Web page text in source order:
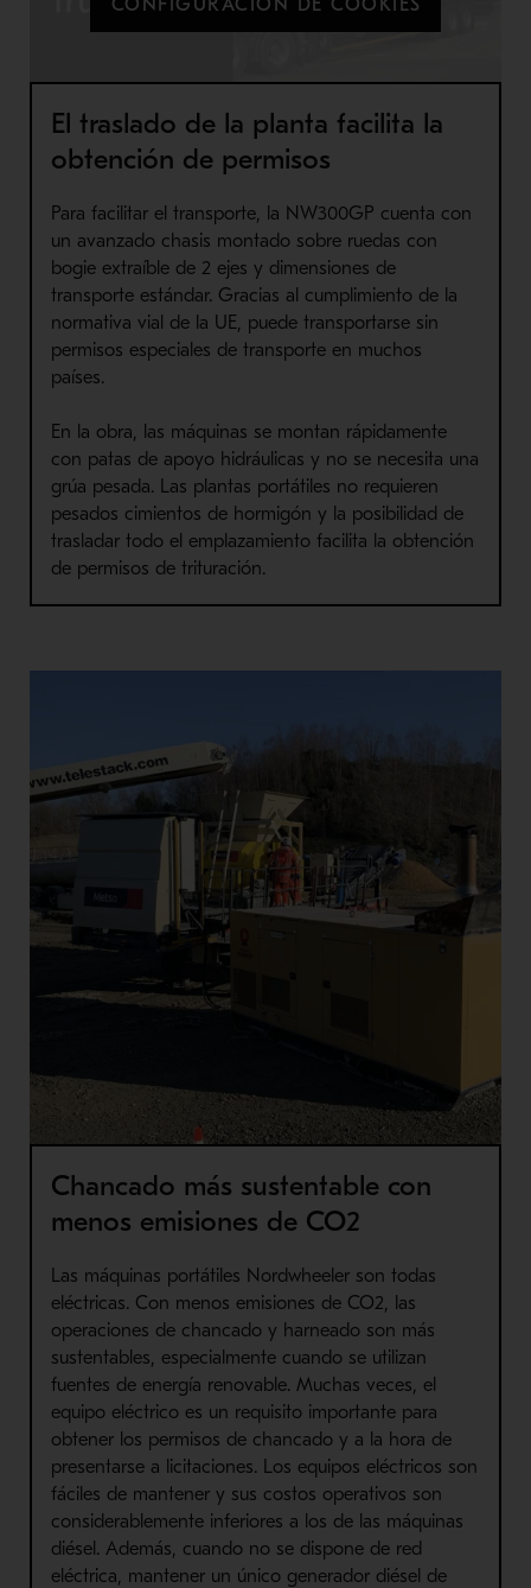
El traslado de la planta facilita la
obtención de permisos
Para facilitar el transporte, la NW300GP cuenta con
un avanzado chasis montado sobre ruedas con
bogie extraíble de 2 ejes y dimensiones de
transporte estándar. Gracias al cumplimiento de la
normativa vial de la UE, puede transportarse sin
permisos especiales de transporte en muchos
países.
En la obra, las máquinas se montan rápidamente
con patas de apoyo hidráulicas y no se necesita una
grúa pesada. Las plantas portátiles no requieren
pesados cimientos de hormigón y la posibilidad de
trasladar todo el emplazamiento facilita la obtención
de permisos de trituración.
CONFIGURACIÓN DE COOKIES
Chancado más sustentable con
menos emisiones de CO2
Las máquinas portátiles Nordwheeler son todas
eléctricas. Con menos emisiones de CO2, las
operaciones de chancado y harneado son más
sustentables, especialmente cuando se utilizan
fuentes de energía renovable. Muchas veces, el
equipo eléctrico es un requisito importante para
obtener los permisos de chancado y a la hora de
presentarse a licitaciones. Los equipos eléctricos son
fáciles de mantener y sus costos operativos son
considerablemente inferiores a los de las máquinas
diésel. Además, cuando no se dispone de red
eléctrica, mantener un único generador diésel de